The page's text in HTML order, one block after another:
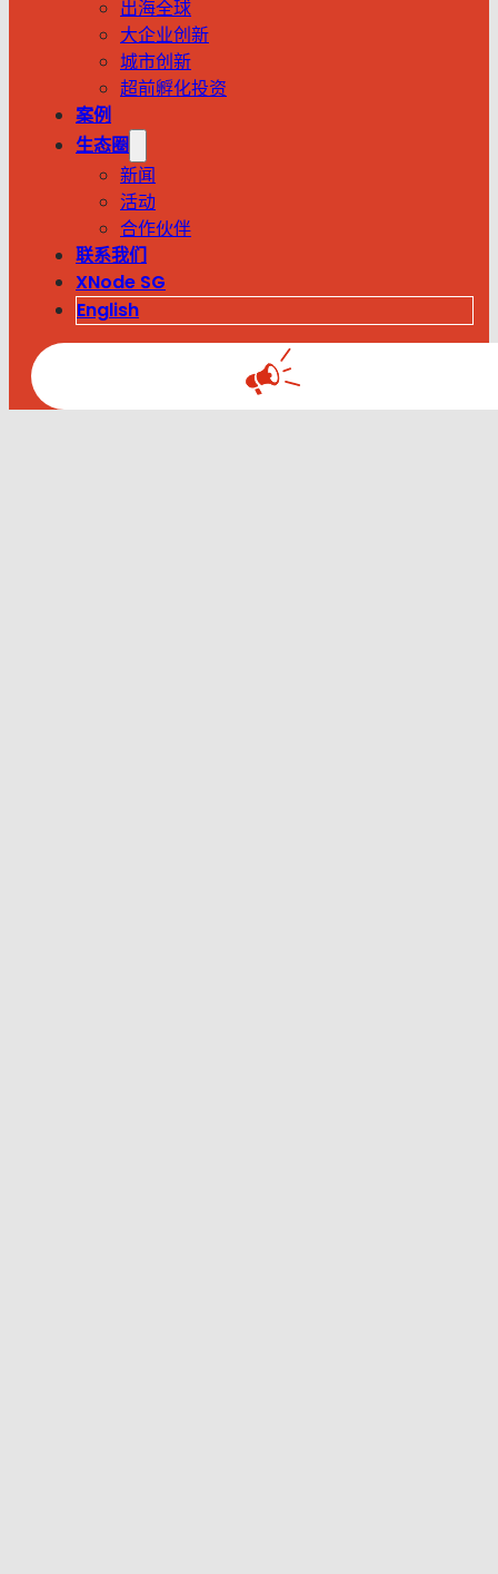
出海全球
大企业创新
城市创新
超前孵化投资
案例
生态圈
新闻
活动
合作伙伴
联系我们
XNode SG
English